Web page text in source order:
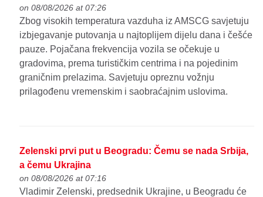
on 08/08/2026 at 07:26
Zbog visokih temperatura vazduha iz AMSCG savjetuju
izbjegavanje putovanja u najtoplijem dijelu dana i češće
pauze. Pojačana frekvencija vozila se očekuje u
gradovima, prema turističkim centrima i na pojedinim
graničnim prelazima. Savjetuju opreznu vožnju
prilagođenu vremenskim i saobraćajnim uslovima.
Zelenski prvi put u Beogradu: Čemu se nada Srbija,
a čemu Ukrajina
on 08/08/2026 at 07:16
Vladimir Zelenski, predsednik Ukrajine, u Beogradu će